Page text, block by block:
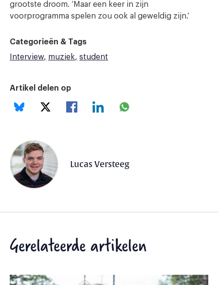
grootste droom. ‘Maar een keer in zijn
voorprogramma spelen zou ook al geweldig zijn.’
Categorieën & Tags
Interview
muziek student
Artikel delen op
Lucas Versteeg
Gerelateerde artikelen